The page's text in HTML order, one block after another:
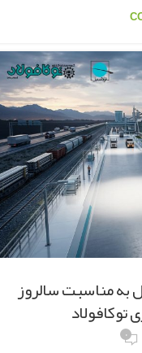
به مناسبت سالروز
۰